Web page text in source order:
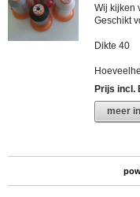
Wij kijken
Geschikt
Dikte 40
Prijs incl.
meer